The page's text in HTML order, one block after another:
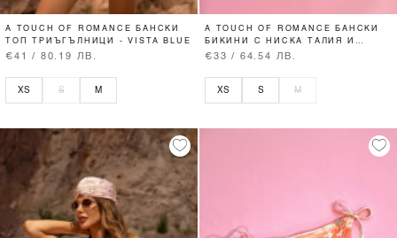
A TOUCH OF ROMANCE БАНСКИ
ТОП ТРИЪГЪЛНИЦИ - VISTA BLUE
€41 / 80.19 ЛВ.
XS S M
A TOUCH OF ROMANCE БАНСКИ
БИКИНИ С НИСКА ТАЛИЯ И
ВРЪЗКИ - VISTA BLUE
€33 / 64.54 ЛВ.
XS S M